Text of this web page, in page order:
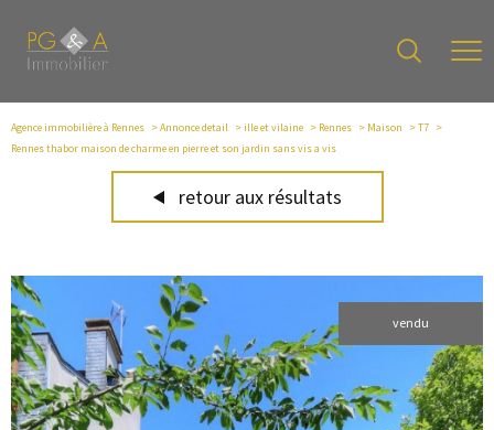
Agence immobilière à Rennes Annonce detail ille et vilaine Rennes Maison
T7
Rennes thabor maison de charme en pierre et son jardin sans vis a vis
retour aux résultats
vendu